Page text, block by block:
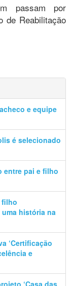
passam por
de Reabilitação
e equipe
é selecionado
entre pai e filho
filho
história na
‘Certificação
e
‘Casa das